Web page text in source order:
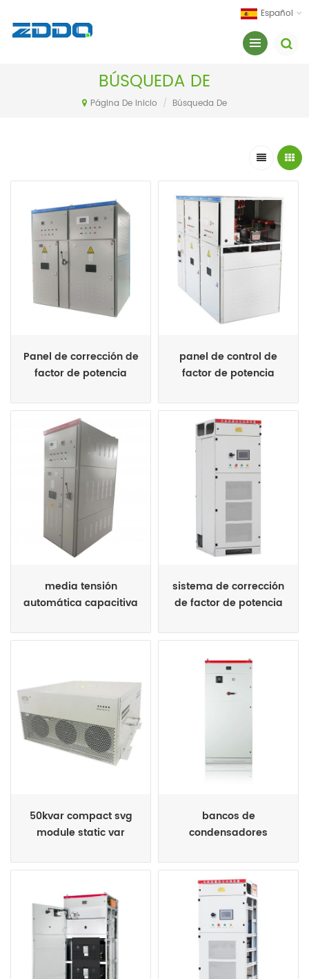
Español
BÚSQUEDA DE
Página De Inicio / Búsqueda De
Panel de corrección de
factor de potencia
panel de control de
factor de potencia
voltaje para motores
vfds
media tensión
automática capacitiva
sistema de corrección
de factor de potencia
50kvar compact svg
module static var
bancos de
condensadores
pasos cerrados de
metal de bajo voltaje